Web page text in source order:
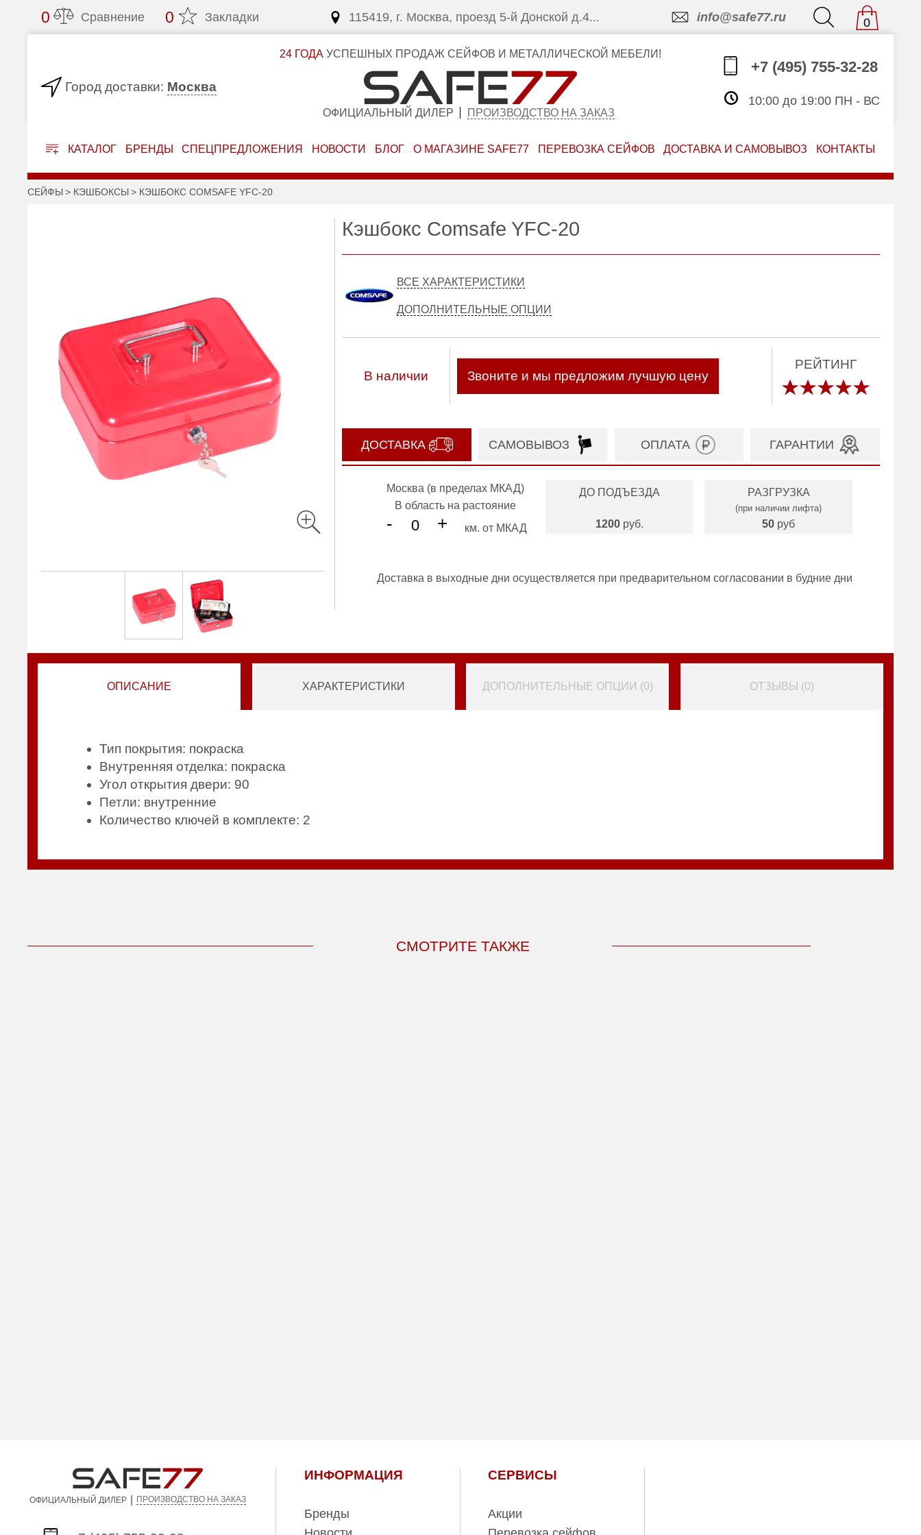
0 Сравнение 0 Закладки 115419, г. Москва, проезд 5-й Донской д.4... info@safe77.ru 0
Город доставки: Москва
24 ГОДАУСПЕШНЫХ ПРОДАЖ СЕЙФОВ И МЕТАЛЛИЧЕСКОЙ МЕБЕЛИ!
ОФИЦИАЛЬНЫЙ ДИЛЕР ПРОИЗВОДСТВО НА ЗАКАЗ
+7 (495) 755-32-28
10:00 до 19:00 ПН - ВС
КАТАЛОГ БРЕНДЫ СПЕЦПРЕДЛОЖЕНИЯ НОВОСТИ БЛОГ О МАГАЗИНЕ SAFE77 ПЕРЕВОЗКА СЕЙФОВ ДОСТАВКА И САМОВЫВОЗ КОНТАКТЫ
СЕЙФЫ КЭШБОКСЫ КЭШБОКС COMSAFE YFC-20
Кэшбокс Comsafe YFC-20
ВСЕ ХАРАКТЕРИСТИКИ
ДОПОЛНИТЕЛЬНЫЕ ОПЦИИ
В наличии Звоните и мы предложим лучшую цену
РЕЙТИНГ
ДОСТАВКА САМОВЫВОЗ ОПЛАТА ГАРАНТИИ
Москва (в пределах МКАД)
В область на растояние
- + км. от МКАД
ДО ПОДЪЕЗДА
1200 руб.
РАЗГРУЗКА
(при наличии лифта)
50 руб
Доставка в выходные дни осуществляется при предварительном согласовании в будние дни
ОПИСАНИЕ ХАРАКТЕРИСТИКИ ДОПОЛНИТЕЛЬНЫЕ ОПЦИИ (0) ОТЗЫВЫ (0)
Тип покрытия: покраска
Внутренняя отделка: покраска
Угол открытия двери: 90
Петли: внутренние
Количество ключей в комплекте: 2
СМОТРИТЕ ТАКЖЕ
ОФИЦИАЛЬНЫЙ ДИЛЕР | ПРОИЗВОДСТВО НА ЗАКАЗ
ИНФОРМАЦИЯ
Бренды
СЕРВИСЫ
Акции